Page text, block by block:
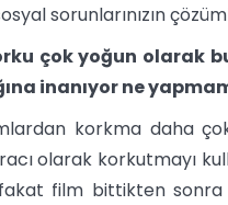
sorunlarınızın
çok yoğun olarak
inanıyor ne
korkma daha
olarak korkutmayı
film bittikten sonra